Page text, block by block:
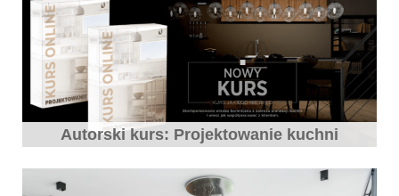
Autorski kurs: Projektowanie kuchni